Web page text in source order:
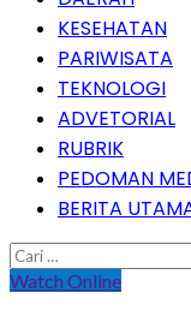
KESEHATAN
PARIWISATA
TEKNOLOGI
ADVETORIAL
RUBRIK
PEDOMAN
BERITA
Cari
untuk:
Watch Online